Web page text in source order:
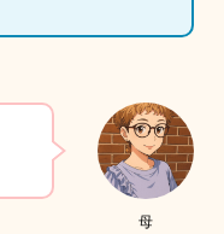
母